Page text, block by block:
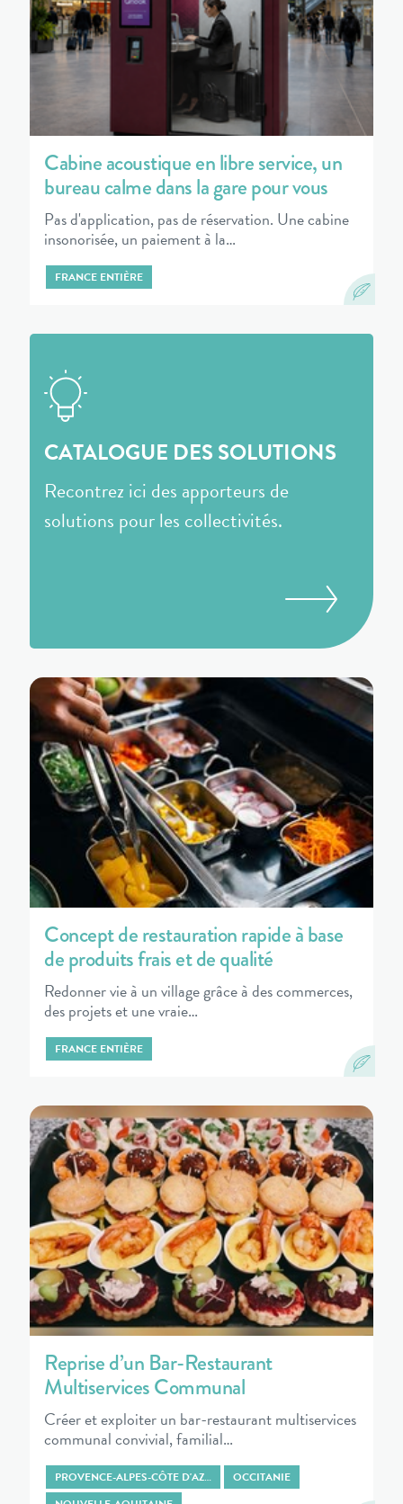
Cabine acoustique en libre service, un
bureau calme dans la gare pour vous
Pas d'application, pas de réservation. Une cabine
insonorisée, un paiement à la…
FRANCE ENTIÈRE
CATALOGUE DES SOLUTIONS
Recontrez ici des apporteurs de
solutions pour les collectivités.
Concept de restauration rapide à base
de produits frais et de qualité
Redonner vie à un village grâce à des commerces,
des projets et une vraie…
FRANCE ENTIÈRE
Reprise d’un Bar-Restaurant
Multiservices Communal
Créer et exploiter un bar-restaurant multiservices
communal convivial, familial…
PROVENCE-ALPES-CÔTE D'AZ…
OCCITANIE